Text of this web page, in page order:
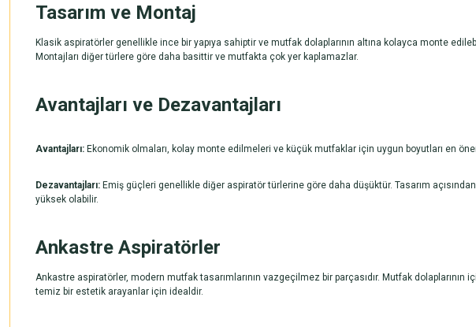
Tasarım ve Montaj
Klasik aspiratörler genellikle ince bir yapıya sahiptir ve mutfak dolaplarının altına kolayca monte
Montajları diğer türlere göre daha basittir ve mutfakta çok yer kaplamazlar.
Avantajları ve Dezavantajları
Avantajları: Ekonomik olmaları, kolay monte edilmeleri ve küçük mutfaklar için uygun boyutları en
Dezavantajları: Emiş güçleri genellikle diğer aspiratör türlerine göre daha düşüktür. Tasarım
yüksek olabilir.
Ankastre Aspiratörler
Ankastre aspiratörler, modern mutfak tasarımlarının vazgeçilmez bir parçasıdır. Mutfak
temiz bir estetik arayanlar için idealdir.